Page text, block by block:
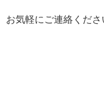
お気軽にご連絡くださ